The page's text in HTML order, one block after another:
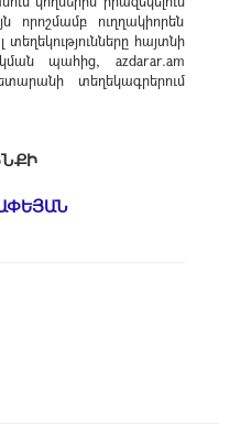
որոշմամբ ուղղակիորեն
հայտնի
պահից, azdarar.am
տեղեկագրերում